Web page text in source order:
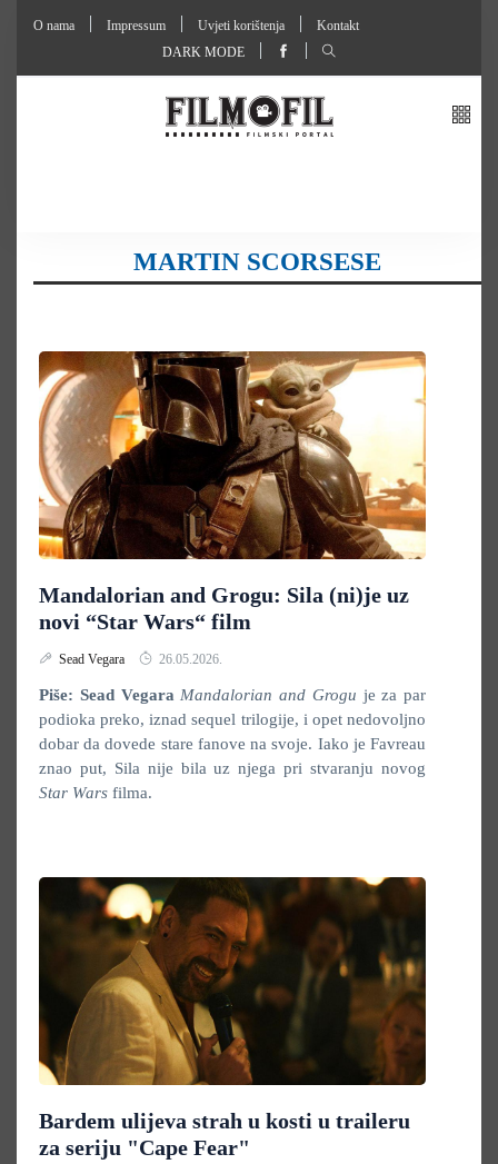
O nama Impressum Uvjeti korištenja
Kontakt
DARK MODE
MARTIN SCORSESE
Mandalorian and Grogu: Sila (ni)je uz
novi “Star Wars“ film
Sead Vegara 26.05.2026.
Piše: Sead Vegara Mandalorian and Grogu je za par
podioka preko, iznad sequel trilogije, i opet nedovoljno
dobar da dovede stare fanove na svoje. Iako je Favreau
znao put, Sila nije bila uz njega pri stvaranju novog
Star Wars filma.
Bardem ulijeva strah u kosti u traileru
za seriju "Cape Fear"